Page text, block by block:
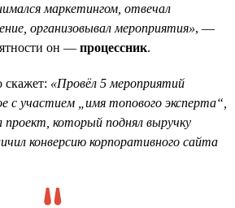
маркетингом, отвечал
организовывал мероприятия», —
он — процессник.
скажет: «Провёл 5 мероприятий
с участием „имя топового эксперта“,
проект, который поднял выручку
конверсию корпоративного сайта